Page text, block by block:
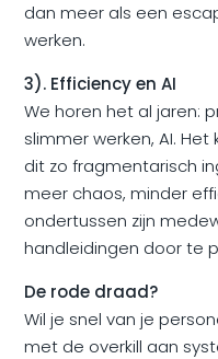
dan meer als een
werken.
3). Efficiency en AI
We horen het al jaren:
slimmer werken, AI.
dit zo fragmentarisch
meer chaos, minder
ondertussen zijn
handleidingen door te
De rode draad?
Wil je snel van je
met de overkill aan